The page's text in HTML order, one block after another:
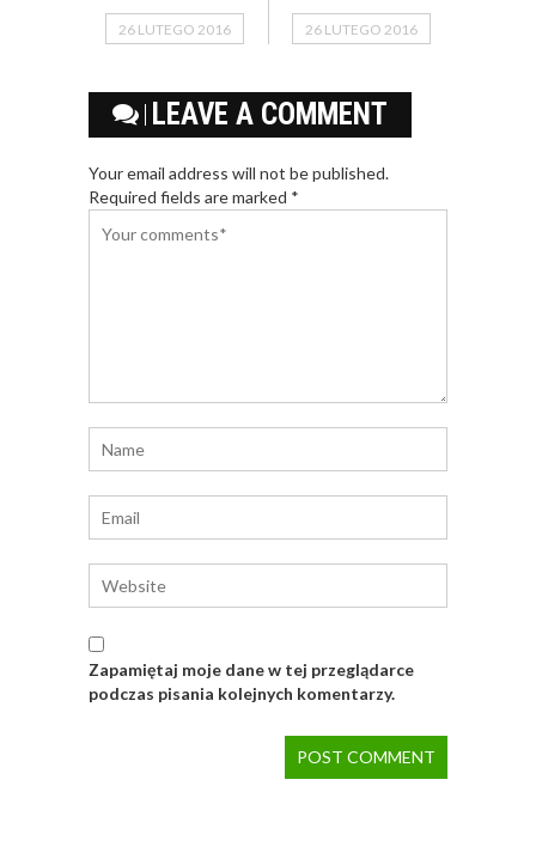
26 LUTEGO 2016 26 LUTEGO 2016
LEAVE A COMMENT
Your email address will not be published.
Required fields are marked *
Zapamiętaj moje dane w tej przeglądarce
podczas pisania kolejnych komentarzy.